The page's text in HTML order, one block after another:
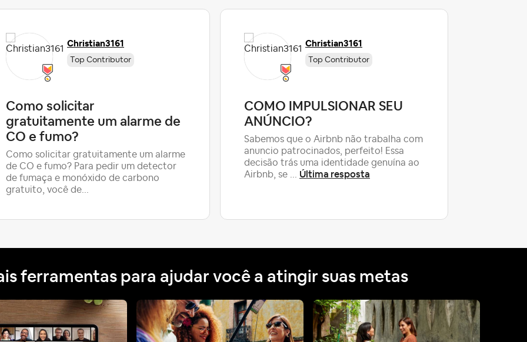
Christian3161
Top Contributor
Como solicitar
gratuitamente um alarme de
CO e fumo?
Como solicitar gratuitamente um alarme
de CO e fumo? Para pedir um detector
de fumaça e monóxido de carbono
gratuito, você de...
Christian3161
Top Contributor
COMO IMPULSIONAR SEU
ANÚNCIO?
Sabemos que o Airbnb não trabalha com
anuncio patrocinados, perfeito! Essa
decisão trás uma identidade genuína ao
Airbnb, se ... Última resposta
ferramentas para ajudar você a atingir suas metas